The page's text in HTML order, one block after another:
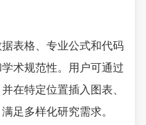
表格、专业公式和代码
术规范性。用户可通过
在特定位置插入图表、
足多样化研究需求。